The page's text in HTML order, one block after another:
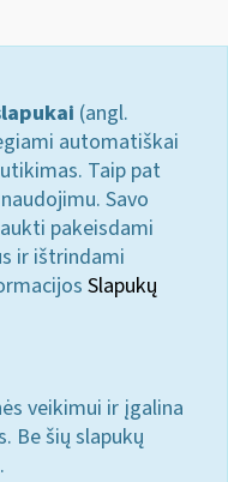
(angl.
automatiškai
Taip pat
Savo
pakeisdami
ir ištrindami
Slapukų
veikimui ir įgalina
Be šių slapukų